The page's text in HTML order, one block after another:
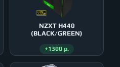
NZXT H440
(BLACK/GREEN)
+1300 р.